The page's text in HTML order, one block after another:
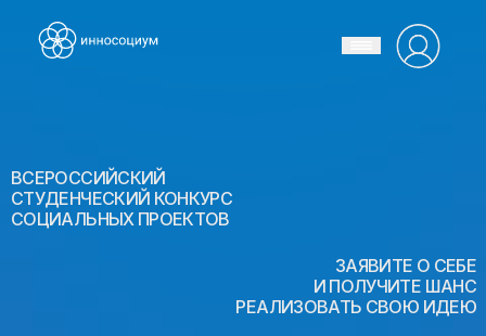
ВСЕРОССИЙСКИЙ
СТУДЕНЧЕСКИЙ КОНКУРС
СОЦИАЛЬНЫХ ПРОЕКТОВ
ЗАЯВИТЕ О СЕБЕ
И ПОЛУЧИТЕ ШАНС
РЕАЛИЗОВАТЬ СВОЮ ИДЕЮ